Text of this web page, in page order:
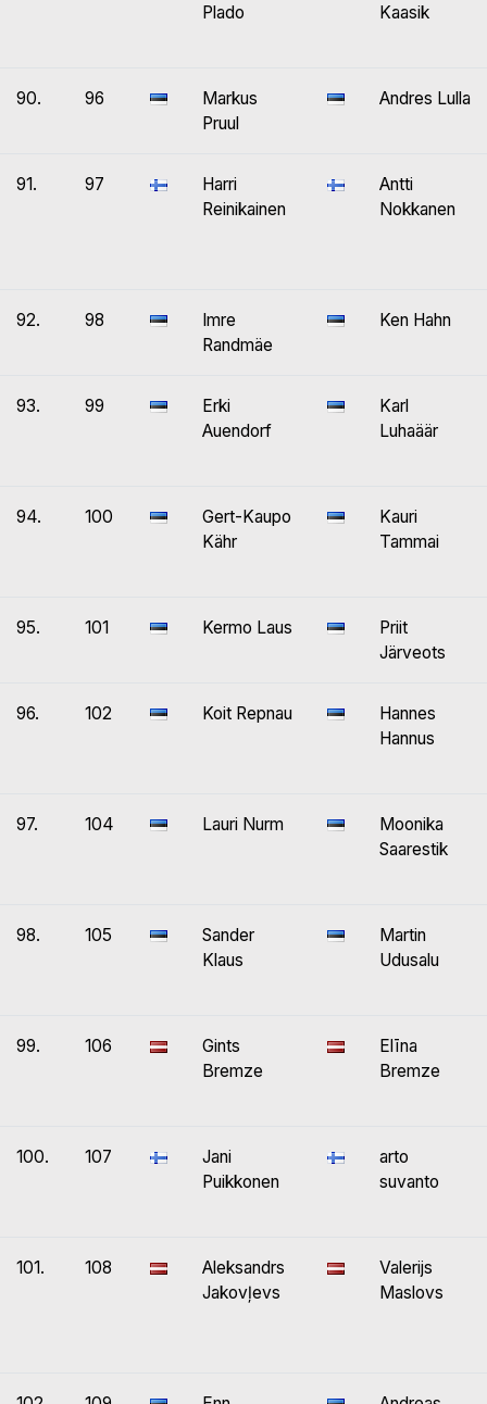
Plado
Kaasik
90. 96
Markus
Pruul
Andres Lulla
91. 97
Harri
Reinikainen
Antti
Nokkanen
92. 98
Imre
Randmäe
Ken Hahn
93. 99
Erki
Auendorf
Karl
Luhaäär
94. 100
Gert-Kaupo
Kähr
Kauri
Tammai
95. 101 Kermo Laus
Priit
Järveots
96. 102 Koit Repnau
Hannes
Hannus
97. 104 Lauri Nurm
Moonika
Saarestik
98. 105
Sander
Klaus
Martin
Udusalu
99. 106
Gints
Bremze
Elīna
Bremze
100. 107
Jani
Puikkonen
arto
suvanto
101. 108
Aleksandrs
Jakovļevs
Valerijs
Maslovs